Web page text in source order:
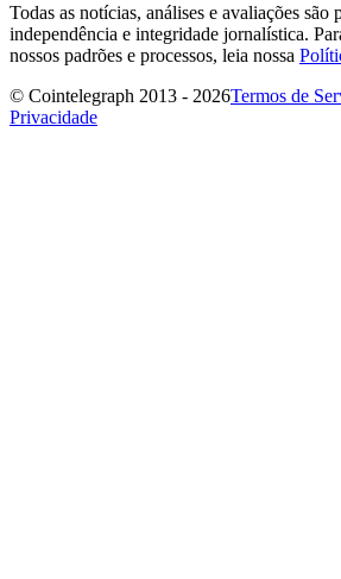
Todas as notícias, análises e avaliações são
independência e integridade jornalística.
nossos padrões e processos, leia nossa
© Cointelegraph 2013 - 2026Termos de
Privacidade